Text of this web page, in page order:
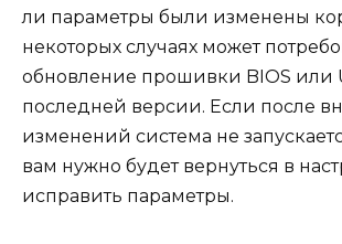
ли параметры были изменены
некоторых случаях может
обновление прошивки BIOS или
последней версии. Если после
изменений система не
вам нужно будет вернуться в
исправить параметры.